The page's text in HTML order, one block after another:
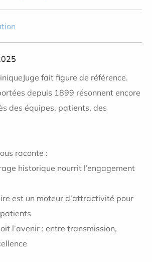
fait figure de référence.
depuis 1899 résonnent encore
des équipes, patients, des
raconte :
historique nourrit l’engagement
est un moteur d’attractivité pour
l’avenir : entre transmission,